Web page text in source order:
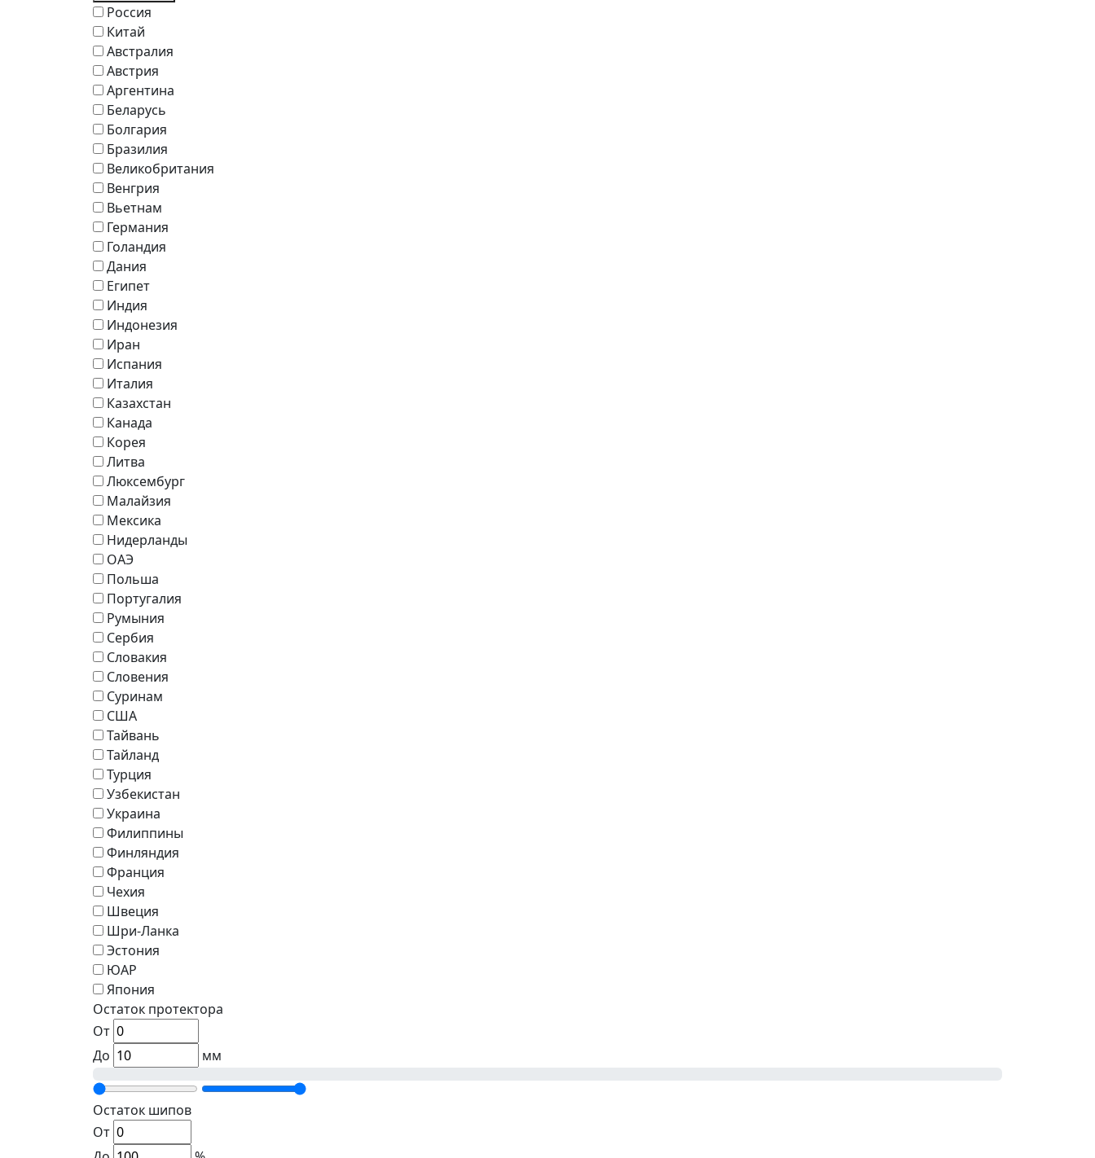
Россия
Китай
Австралия
Австрия
Аргентина
Беларусь
Болгария
Бразилия
Великобритания
Венгрия
Вьетнам
Германия
Голандия
Дания
Египет
Индия
Индонезия
Иран
Испания
Италия
Казахстан
Канада
Корея
Литва
Люксембург
Малайзия
Мексика
Нидерланды
ОАЭ
Польша
Португалия
Румыния
Сербия
Словакия
Словения
Суринам
США
Тайвань
Тайланд
Турция
Узбекистан
Украина
Филиппины
Финляндия
Франция
Чехия
Швеция
Шри-Ланка
Эстония
ЮАР
Япония
Остаток протектора
От
До
мм
Остаток шипов
От